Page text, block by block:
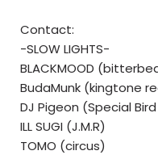
Contact:
-SLOW LIGHTS-
BLACKMOOD
BudaMunk (kingtone
DJ Pigeon (Special
ILL SUGI (J.M.R)
TOMO (circus)